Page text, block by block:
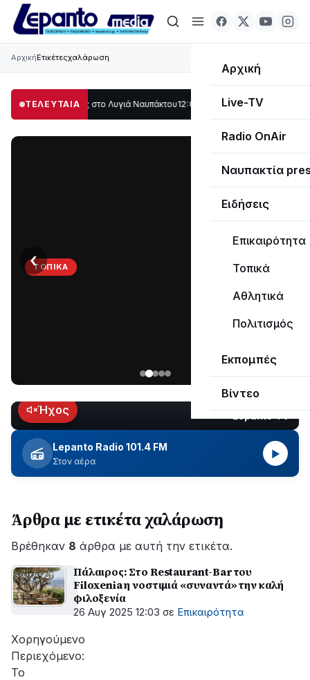
Αρχική
Live-TV
Radio OnAir
Ναυπακτία
Ειδήσεις
Επικαιρότητα
Τοπικά
Αθλητικά
Πολιτισμός
Εκπομπές
Βίντεο
ΑρχικήΕτικέτεςχαλάρωση
ΤΕΛΕΥΤΑΙΑ
μέρος στο Λυγιά Ναυπάκτου12:08 Σε τροχιά υλοποίησης η Παράκαμψη
ΤΟΠΙΚΆ
Ναυπάκτου
εδώ
και
περίπου
δύο
ώρες
εξέλιξη
οι
εργασίες
ΔΕΔΔΗΕ
για
την
της
βλάβης
‹
LIVEΉχος
Lepanto Radio 101.4 FM
Στον αέρα
▶
Άρθρα με ετικέτα χαλάρωση
Βρέθηκαν 8 άρθρα με αυτή την ετικέτα.
Πάλαιρος: Στο Restaurant-Bar του
Filoxenia η νοστιμιά «συναντά» την καλή
φιλοξενία
26 Αυγ 2025 12:03 σε Επικαιρότητα
Χορηγούμενο
Περιεχόμενο:
Το